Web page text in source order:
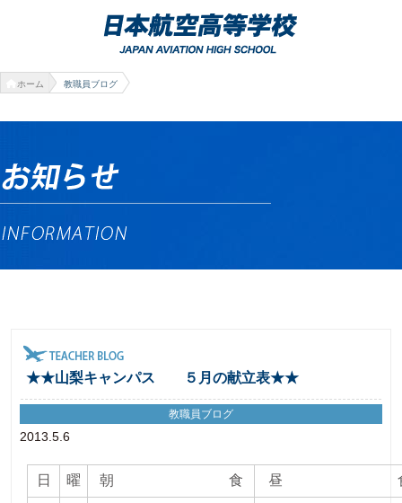
ホーム 教職員ブログ
★★山梨キャンパス ５月の献立表★★
2013.5.6
教職員ブログ
日 曜 朝 食 昼